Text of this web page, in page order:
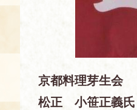
講演会
あじわ
京都料理芽生会
松正 小笹正義氏